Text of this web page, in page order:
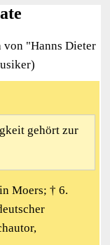
von "Hanns Dieter
gehört zur
Moers; † 6.